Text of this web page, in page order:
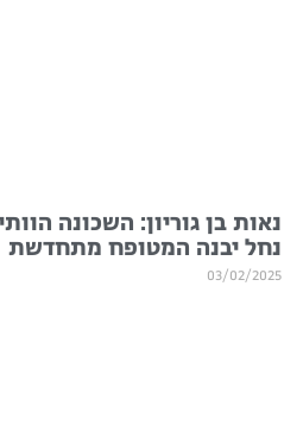
נאות בן גוריון: השכונה
נחל יבנה המטופח מתחדשת
03/02/2025